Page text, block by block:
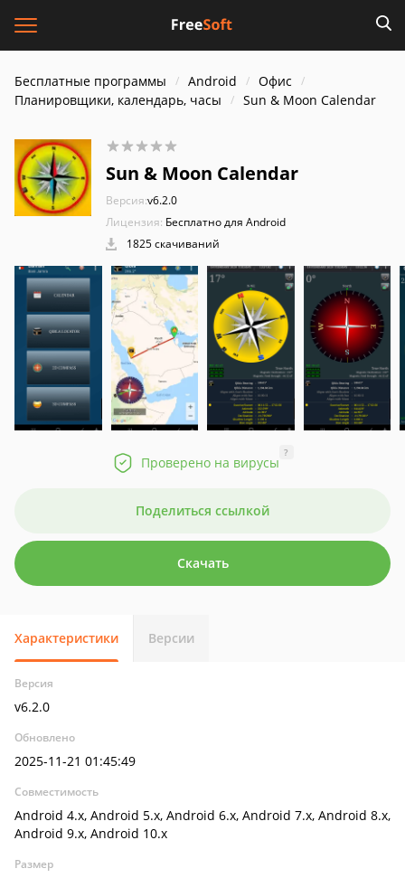
Бесплатные программы Android
Офис
Планировщики, календарь, часы
Sun & Moon Calendar
Sun & Moon Calendar
Версия:v6.2.0
Лицензия: Бесплатно для Android
1825 скачиваний
Проверено на вирусы
?
Поделиться ссылкой
Скачать
Характеристики Версии
Версия
v6.2.0
Обновлено
2025-11-21 01:45:49
Совместимость
Android 4.x, Android 5.x, Android 6.x, Android 7.x, Android 8.x,
Android 9.x, Android 10.x
Размер